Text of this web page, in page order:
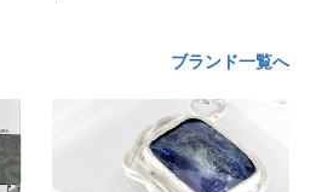
ブランド一覧へ